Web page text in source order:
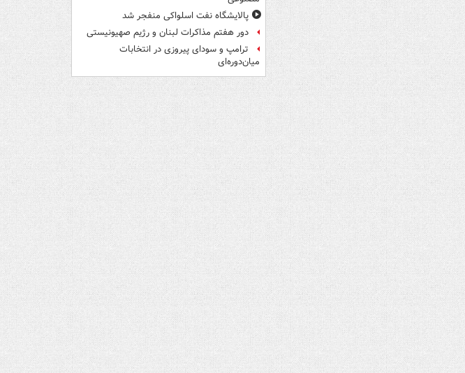
پالایشگاه نفت اسلواکی منفجر شد
دور هفتم مذاکرات لبنان و رژیم صهیونیستی
ترامپ و سودای پیروزی در انتخابات
میان‌دوره‌ای